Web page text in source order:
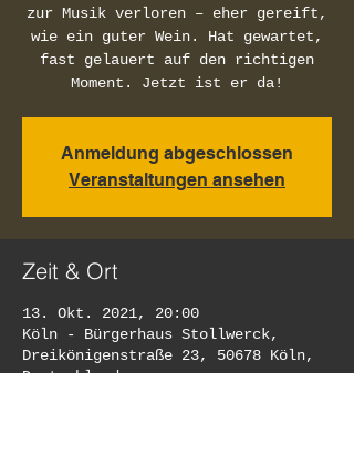
zur Musik verloren – eher gereift,
wie ein guter Wein. Hat gewartet,
fast gelauert auf den richtigen
Moment. Jetzt ist er da!
Anmeldung abgeschlossen
Veranstaltungen ansehen
Zeit & Ort
13. Okt. 2021, 20:00
Köln - Bürgerhaus Stollwerck,
Dreikönigenstraße 23, 50678 Köln,
Deutschland